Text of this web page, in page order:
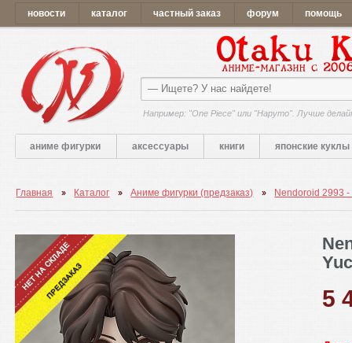
новости каталог частный заказ форум помощь
Например: "One Piece" или "Наруто". Лучше
аниме фигурки аксессуары книги японские куклы
Главная Каталог Аниме фигурки (предзаказ) Nendoroid 2993
5